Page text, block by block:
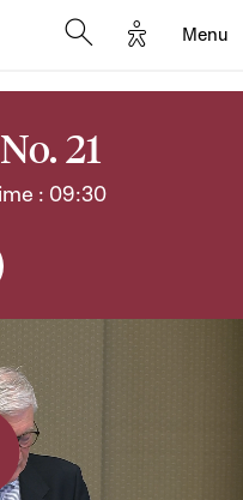
Options
Menu
21
: 09:30
and meetings